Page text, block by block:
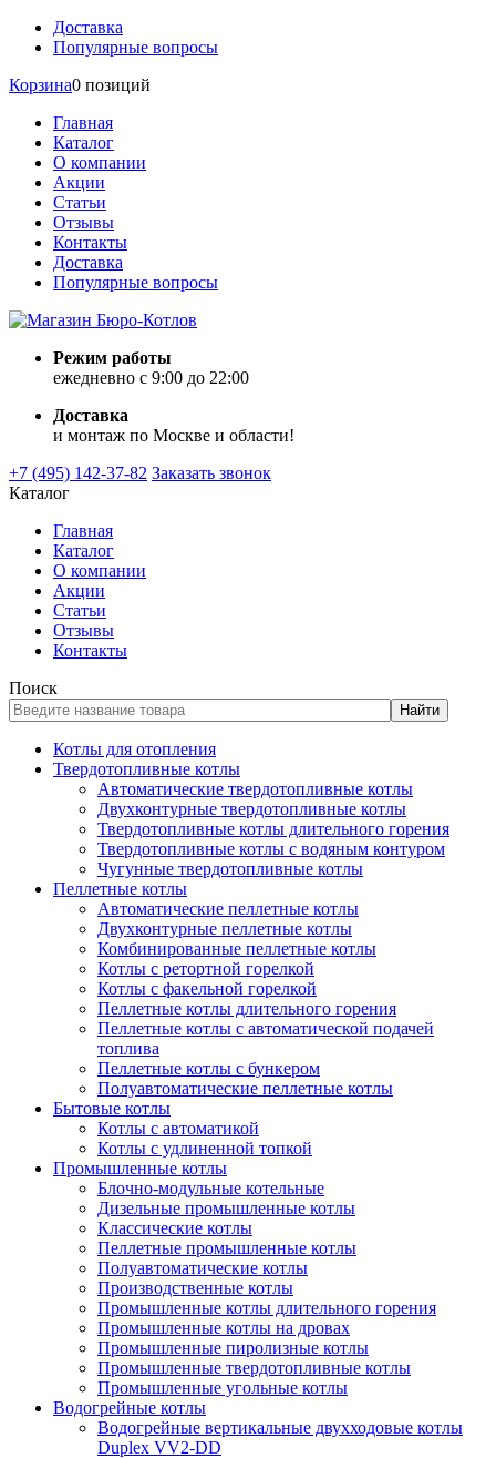
Доставка
Популярные вопросы
Корзина0 позиций
Главная
Каталог
О компании
Акции
Статьи
Отзывы
Контакты
Доставка
Популярные вопросы
Режим работы
ежедневно с 9:00 до 22:00
Доставка
и монтаж по Москве и области!
+7 (495) 142-37-82 Заказать звонок
Каталог
Главная
Каталог
О компании
Акции
Статьи
Отзывы
Контакты
Поиск
Найти
Котлы для отопления
Твердотопливные котлы
Автоматические твердотопливные котлы
Двухконтурные твердотопливные котлы
Твердотопливные котлы длительного горения
Твердотопливные котлы с водяным контуром
Чугунные твердотопливные котлы
Пеллетные котлы
Автоматические пеллетные котлы
Двухконтурные пеллетные котлы
Комбинированные пеллетные котлы
Котлы с ретортной горелкой
Котлы с факельной горелкой
Пеллетные котлы длительного горения
Пеллетные котлы с автоматической подачей
топлива
Пеллетные котлы с бункером
Полуавтоматические пеллетные котлы
Бытовые котлы
Котлы с автоматикой
Котлы с удлиненной топкой
Промышленные котлы
Блочно-модульные котельные
Дизельные промышленные котлы
Классические котлы
Пеллетные промышленные котлы
Полуавтоматические котлы
Производственные котлы
Промышленные котлы длительного горения
Промышленные котлы на дровах
Промышленные пиролизные котлы
Промышленные твердотопливные котлы
Промышленные угольные котлы
Водогрейные котлы
Водогрейные вертикальные двухходовые котлы
Duplex VV2-DD